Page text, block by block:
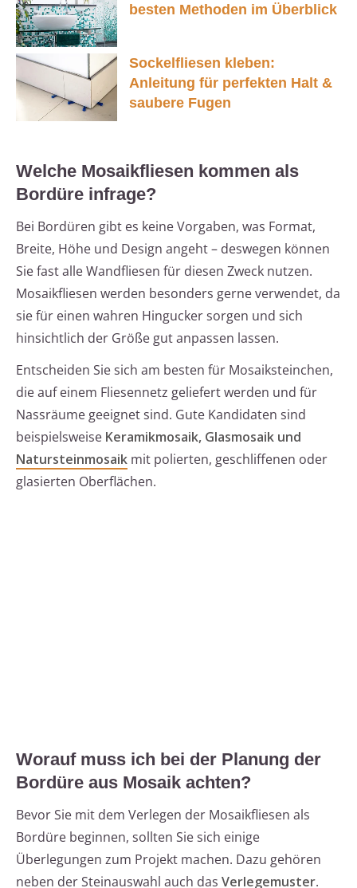
besten Methoden im Überblick
Sockelfliesen kleben:
Anleitung für perfekten Halt &
saubere Fugen
Welche Mosaikfliesen kommen als
Bordüre infrage?
Bei Bordüren gibt es keine Vorgaben, was Format,
Breite, Höhe und Design angeht – deswegen können
Sie fast alle Wandfliesen für diesen Zweck nutzen.
Mosaikfliesen werden besonders gerne verwendet, da
sie für einen wahren Hingucker sorgen und sich
hinsichtlich der Größe gut anpassen lassen.
Entscheiden Sie sich am besten für Mosaiksteinchen,
die auf einem Fliesennetz geliefert werden und für
Nassräume geeignet sind. Gute Kandidaten sind
beispielsweise Keramikmosaik, Glasmosaik und
Natursteinmosaik mit polierten, geschliffenen oder
glasierten Oberflächen.
Worauf muss ich bei der Planung der
Bordüre aus Mosaik achten?
Bevor Sie mit dem Verlegen der Mosaikfliesen als
Bordüre beginnen, sollten Sie sich einige
Überlegungen zum Projekt machen. Dazu gehören
neben der Steinauswahl auch das Verlegemuster.